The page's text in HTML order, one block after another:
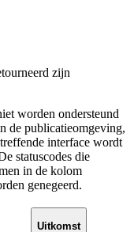
zijn
worden ondersteund
de publicatieomgeving,
interface wordt
statuscodes die
in de kolom
genegeerd.
Uitkomst